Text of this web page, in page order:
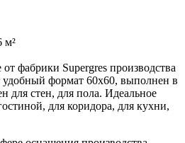
м²
фабрики Supergres производства
формат 60x60, выполнен в
для стен, для пола. Идеальное
для коридора, для кухни,